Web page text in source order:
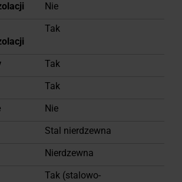
Nie
Tak
Tak
Tak
Nie
Stal nierdzewna
Nierdzewna
Tak (stalowo-